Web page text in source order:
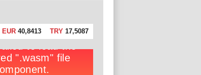
EUR 40,8413 TRY 17,5087